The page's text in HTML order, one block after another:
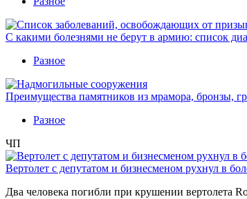
С какими болезнями не берут в армию: список
Разное
Преимущества памятников из мрамора, бронзы,
Разное
ЧП
Вертолет с депутатом и бизнесменом рухнул в
Два человека погибли при крушении вертолета